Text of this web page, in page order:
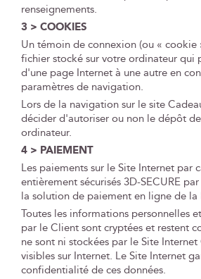
renseignements.
3 > COOKIES
Un témoin de connexion (ou « cookie
fichier stocké sur votre ordinateur qui
d'une page Internet à une autre en
paramètres de navigation.
Lors de la navigation sur le site
décider d'autoriser ou non le dépôt
ordinateur.
4 > PAIEMENT
Les paiements sur le Site Internet par
entièrement sécurisés 3D-SECURE
la solution de paiement en ligne de la
Toutes les informations personnelles
par le Client sont cryptées et restent
ne sont ni stockées par le Site
visibles sur Internet. Le Site Internet
confidentialité de ces données.